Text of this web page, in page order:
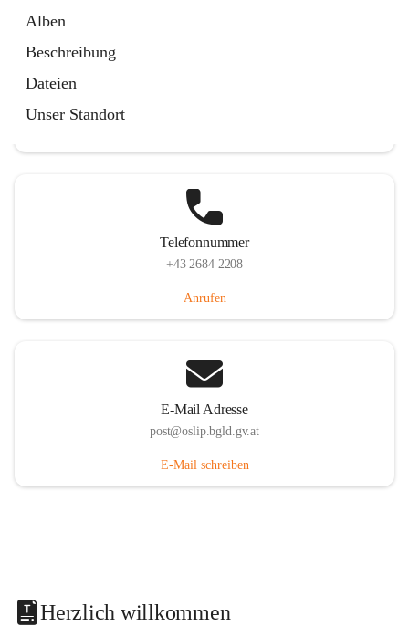
Alben
Beschreibung
Dateien
Unser Standort
Telefonnummer
+43 2684 2208
Anrufen
E-Mail Adresse
post@oslip.bgld.gv.at
E-Mail schreiben
Herzlich willkommen